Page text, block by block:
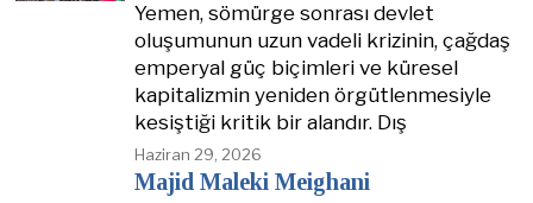
Yemen, sömürge sonrası devlet
oluşumunun uzun vadeli krizinin, çağdaş
emperyal güç biçimleri ve küresel
kapitalizmin yeniden örgütlenmesiyle
kesiştiği kritik bir alandır. Dış
Haziran 29, 2026
Majid Maleki Meighani